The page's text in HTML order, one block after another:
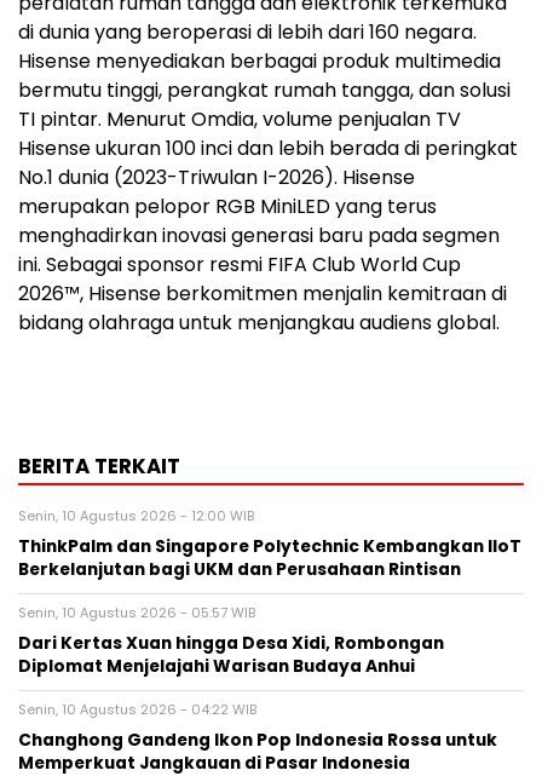
di dunia yang beroperasi di lebih dari 160 negara.
Hisense menyediakan berbagai produk multimedia
bermutu tinggi, perangkat rumah tangga, dan solusi
TI pintar. Menurut Omdia, volume penjualan TV
Hisense ukuran 100 inci dan lebih berada di peringkat
No.1 dunia (2023-Triwulan I-2026). Hisense
merupakan pelopor RGB MiniLED yang terus
menghadirkan inovasi generasi baru pada segmen
ini. Sebagai sponsor resmi FIFA Club World Cup
2026™, Hisense berkomitmen menjalin kemitraan di
bidang olahraga untuk menjangkau audiens global.
BERITA TERKAIT
Senin, 10 Agustus 2026 - 12:00 WIB
ThinkPalm dan Singapore Polytechnic Kembangkan IIoT
Berkelanjutan bagi UKM dan Perusahaan Rintisan
Senin, 10 Agustus 2026 - 05:57 WIB
Dari Kertas Xuan hingga Desa Xidi, Rombongan
Diplomat Menjelajahi Warisan Budaya Anhui
Senin, 10 Agustus 2026 - 04:22 WIB
Changhong Gandeng Ikon Pop Indonesia Rossa untuk
Memperkuat Jangkauan di Pasar Indonesia